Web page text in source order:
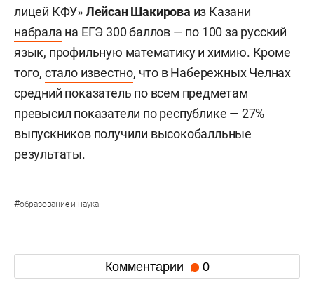
лицей КФУ»Лейсан Шакирова из Казани
набрала на ЕГЭ 300 баллов — по 100 за русский
язык, профильную математику и химию. Кроме
того, стало известно, что в Набережных Челнах
средний показатель по всем предметам
превысил показатели по республике — 27%
выпускников получили высокобалльные
результаты.
#образование и наука
Комментарии 0